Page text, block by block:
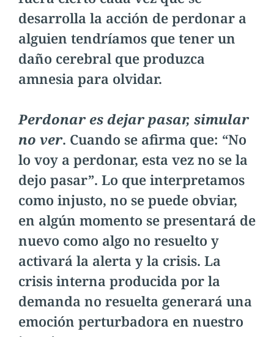
desarrolla la acción de perdonar a
alguien tendríamos que tener un
daño cerebral que produzca
amnesia para olvidar.
Perdonar es dejar pasar, simular
no ver. Cuando se afirma que: “No
lo voy a perdonar, esta vez no se la
dejo pasar”. Lo que interpretamos
como injusto, no se puede obviar,
en algún momento se presentará de
nuevo como algo no resuelto y
activará la alerta y la crisis. La
crisis interna producida por la
demanda no resuelta generará una
emoción perturbadora en nuestro